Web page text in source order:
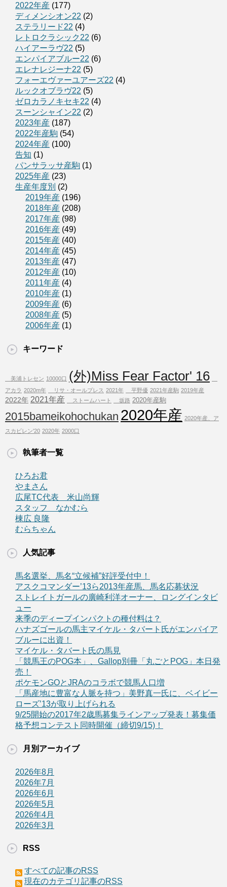
2022年産 (177)
ディメンシオン22 (2)
ステラリード22 (4)
レトロクラシック22 (6)
ハイアーラヴ22 (5)
エンパイアブルー22 (6)
エレナレジーナ22 (5)
フォーエヴァーユアーズ22 (4)
ルックオブラヴ22 (5)
ゼロカラノキセキ22 (4)
スーンシャイン22 (2)
2023年産 (187)
2022年産駒 (54)
2024年産 (100)
告知 (1)
パンサラッサ産駒 (1)
2025年産 (23)
生産年度別 (2)
2019年産 (196)
2018年産 (208)
2017年産 (98)
2016年産 (49)
2015年産 (40)
2014年産 (45)
2013年産 (47)
2012年産 (10)
2011年産 (4)
2010年産 (1)
2009年産 (6)
2008年産 (5)
2006年産 (1)
キーワード
美浦トレセン 10000口 (外)Miss Fear Factor' 16
アカラ 2020m年 リサ・オールプレス 2021年 平野優 2021年産駒 2019年産
2022年 2021年産 ストームハート 坂路 2020年産駒
2015bameikohochukan 2020年産 2020年産、ア
スカビレン'20 2020年 2000口
執筆者一覧
ひろお君
やまさん
広尾TC代表 米山尚輝
スタッフ なかむら
棟広 良隆
むらちゃん
人気記事
馬名選挙、馬名“立候補”好評受付中！
アスクコマンダー’13ら2013年産馬、馬名応募状況
ストレイトガールの廣崎利洋オーナー、ロングインタビ
ュー
来季のディープインパクトの種付料は？
ハナズゴールの馬主マイケル・タバート氏がエンパイア
ブルーに出資！
マイケル・タバート氏の馬見
「競馬王のPOG本」、Gallop別冊「丸ごとPOG」本日発
売！
ポケモンGOとJRAのコラボで競馬人口増
「馬産地に豊富な人脈を持つ」美野真一氏に、ベイビー
ローズ’13が取り上げられる
9/25開始の2017年2歳馬募集ラインアップ発表！募集価
格予想コンテスト同時開催（締切9/15)！
月別アーカイブ
2026年8月
2026年7月
2026年6月
2026年5月
2026年4月
2026年3月
RSS
すべての記事のRSS
現在のカテゴリ記事のRSS